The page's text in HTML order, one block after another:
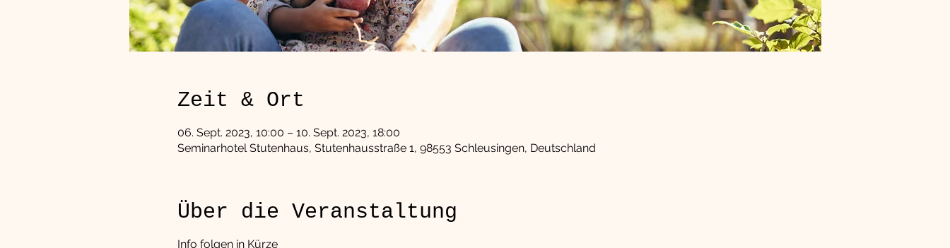
Zeit & Ort
06. Sept. 2023, 10:00 – 10. Sept. 2023, 18:00
Seminarhotel Stutenhaus, Stutenhausstraße 1, 98553 Schleusingen, Deutschland
Über die Veranstaltung
Info folgen in Kürze